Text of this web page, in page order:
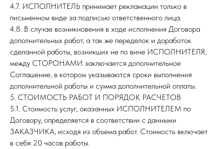
4.7. ИСПОЛНИТЕЛЬ принимает рекламации только в
письменном виде за подписью ответственного лица.
4.8. В случае возникновения в ходе исполнения Договора
дополнительных работ, а так же переделок и доработок
сделанной работы, возникших не по вине ИСПОЛНИТЕЛЯ,
между СТОРОНАМИ заключается дополнительное
Соглашение, в котором указываются сроки выполнения
дополнительной работы и сумма дополнительной оплаты.
5. СТОИМОСТЬ РАБОТ И ПОРЯДОК РАСЧЕТОВ
5.1. Стоимость услуг, оказанных ИСПОЛНИТЕЛЕМ по
Договору, определяется в соответствии с данными
ЗАКАЗЧИКА, исходя из объема работ. Стоимость включает
в себя 20 часов работы.